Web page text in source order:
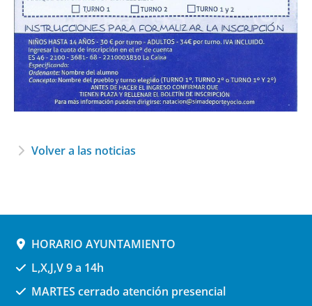
Volver a las noticias
HORARIO AYUNTAMIENTO
L,X,J,V 9 a 14h
MARTES cerrado atención presencial